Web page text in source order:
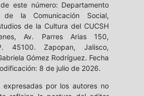
este número: Departamento
la Comunicación Social,
de la Cultura del CUCSH
Av. Parres Arias 150,
45100. Zapopan, Jalisco,
Gómez Rodríguez. Fecha
8 de julio de 2026.
expresadas por los autores no